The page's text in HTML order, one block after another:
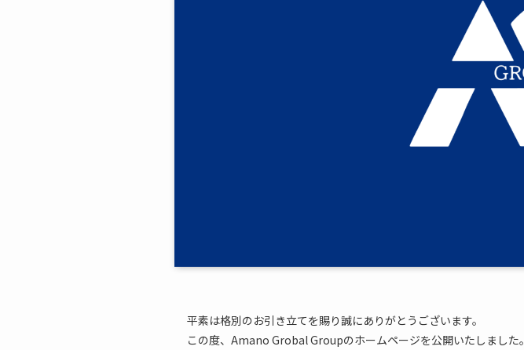
平素は格別のお引き立てを賜り誠にありがとうございます。
この度、Amano Grobal Groupのホームページを公開いたしました。